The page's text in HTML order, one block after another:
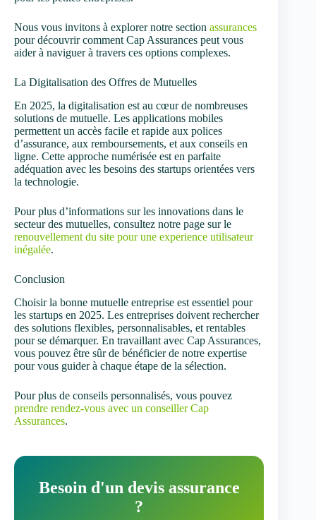
Nous vous invitons à explorer notre section assurances
pour découvrir comment Cap Assurances peut vous
aider à naviguer à travers ces options complexes.
La Digitalisation des Offres de Mutuelles
En 2025, la digitalisation est au cœur de nombreuses
solutions de mutuelle. Les applications mobiles
permettent un accès facile et rapide aux polices
d’assurance, aux remboursements, et aux conseils en
ligne. Cette approche numérisée est en parfaite
adéquation avec les besoins des startups orientées vers
la technologie.
Pour plus d’informations sur les innovations dans le
secteur des mutuelles, consultez notre page sur le
renouvellement du site pour une experience utilisateur
inégalée.
Conclusion
Choisir la bonne mutuelle entreprise est essentiel pour
les startups en 2025. Les entreprises doivent rechercher
des solutions flexibles, personnalisables, et rentables
pour se démarquer. En travaillant avec Cap Assurances,
vous pouvez être sûr de bénéficier de notre expertise
pour vous guider à chaque étape de la sélection.
Pour plus de conseils personnalisés, vous pouvez
prendre rendez-vous avec un conseiller Cap
Assurances.
Besoin d'un devis assurance
?